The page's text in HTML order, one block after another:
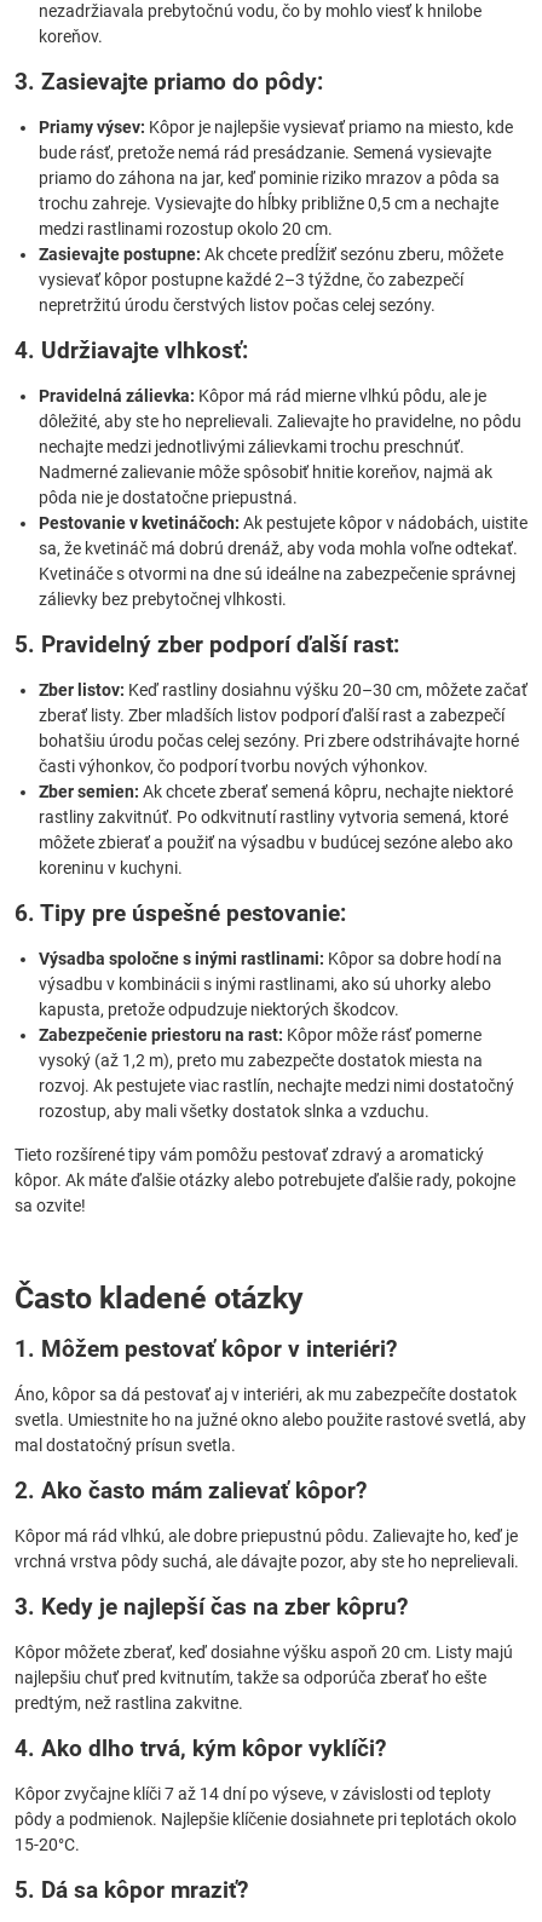
nezadržiavala prebytočnú vodu, čo by mohlo viesť k hnilobe
koreňov.
3. Zasievajte priamo do pôdy:
Priamy výsev: Kôpor je najlepšie vysievať priamo na miesto, kde
bude rásť, pretože nemá rád presádzanie. Semená vysievajte
priamo do záhona na jar, keď pominie riziko mrazov a pôda sa
trochu zahreje. Vysievajte do hĺbky približne 0,5 cm a nechajte
medzi rastlinami rozostup okolo 20 cm.
Zasievajte postupne: Ak chcete predĺžiť sezónu zberu, môžete
vysievať kôpor postupne každé 2–3 týždne, čo zabezpečí
nepretržitú úrodu čerstvých listov počas celej sezóny.
4. Udržiavajte vlhkosť:
Pravidelná zálievka: Kôpor má rád mierne vlhkú pôdu, ale je
dôležité, aby ste ho neprelievali. Zalievajte ho pravidelne, no pôdu
nechajte medzi jednotlivými zálievkami trochu preschnúť.
Nadmerné zalievanie môže spôsobiť hnitie koreňov, najmä ak
pôda nie je dostatočne priepustná.
Pestovanie v kvetináčoch: Ak pestujete kôpor v nádobách, uistite
sa, že kvetináč má dobrú drenáž, aby voda mohla voľne odtekať.
Kvetináče s otvormi na dne sú ideálne na zabezpečenie správnej
zálievky bez prebytočnej vlhkosti.
5. Pravidelný zber podporí ďalší rast:
Zber listov: Keď rastliny dosiahnu výšku 20–30 cm, môžete začať
zberať listy. Zber mladších listov podporí ďalší rast a zabezpečí
bohatšiu úrodu počas celej sezóny. Pri zbere odstrihávajte horné
časti výhonkov, čo podporí tvorbu nových výhonkov.
Zber semien: Ak chcete zberať semená kôpru, nechajte niektoré
rastliny zakvitnúť. Po odkvitnutí rastliny vytvoria semená, ktoré
môžete zbierať a použiť na výsadbu v budúcej sezóne alebo ako
koreninu v kuchyni.
6. Tipy pre úspešné pestovanie:
Výsadba spoločne s inými rastlinami: Kôpor sa dobre hodí na
výsadbu v kombinácii s inými rastlinami, ako sú uhorky alebo
kapusta, pretože odpudzuje niektorých škodcov.
Zabezpečenie priestoru na rast: Kôpor môže rásť pomerne
vysoký (až 1,2 m), preto mu zabezpečte dostatok miesta na
rozvoj. Ak pestujete viac rastlín, nechajte medzi nimi dostatočný
rozostup, aby mali všetky dostatok slnka a vzduchu.
Tieto rozšírené tipy vám pomôžu pestovať zdravý a aromatický
kôpor. Ak máte ďalšie otázky alebo potrebujete ďalšie rady, pokojne
sa ozvite!
Často kladené otázky
1. Môžem pestovať kôpor v interiéri?
Áno, kôpor sa dá pestovať aj v interiéri, ak mu zabezpečíte dostatok
svetla. Umiestnite ho na južné okno alebo použite rastové svetlá, aby
mal dostatočný prísun svetla.
2. Ako často mám zalievať kôpor?
Kôpor má rád vlhkú, ale dobre priepustnú pôdu. Zalievajte ho, keď je
vrchná vrstva pôdy suchá, ale dávajte pozor, aby ste ho neprelievali.
3. Kedy je najlepší čas na zber kôpru?
Kôpor môžete zberať, keď dosiahne výšku aspoň 20 cm. Listy majú
najlepšiu chuť pred kvitnutím, takže sa odporúča zberať ho ešte
predtým, než rastlina zakvitne.
4. Ako dlho trvá, kým kôpor vyklíči?
Kôpor zvyčajne klíči 7 až 14 dní po výseve, v závislosti od teploty
pôdy a podmienok. Najlepšie klíčenie dosiahnete pri teplotách okolo
15-20°C.
5. Dá sa kôpor mraziť?